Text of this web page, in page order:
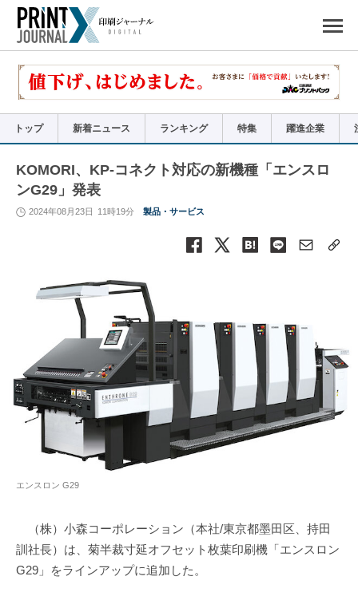
で
リ
トップ 新着ニュース ランキング 特集 躍進企業
KOMORI、KP-コネクト対応の新機種「エンスロ
ンG29」発表
2024年08月23日 11時19分 製品・サービス
エンスロン G29
（株）小森コーポレーション（本社/東京都墨田区、持田
訓社長）は、菊半裁寸延オフセット枚葉印刷機「エンスロン
G29」をラインアップに追加した。